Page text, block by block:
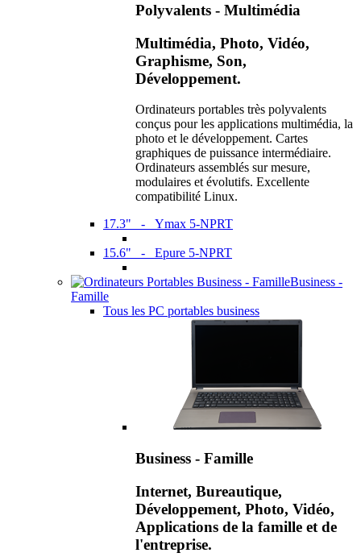
Polyvalents - Multimédia
Multimédia, Photo, Vidéo,
Graphisme, Son,
Développement.
Ordinateurs portables très polyvalents
conçus pour les applications multimédia, la
photo et le développement. Cartes
graphiques de puissance intermédiaire.
Ordinateurs assemblés sur mesure,
modulaires et évolutifs. Excellente
compatibilité Linux.
17.3" - Ymax 5-NPRT
15.6" - Epure 5-NPRT
Business -
Famille
Tous les PC portables business
Business - Famille
Internet, Bureautique,
Développement, Photo, Vidéo,
Applications de la famille et de
l'entreprise.